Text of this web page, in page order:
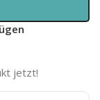
jetzt!